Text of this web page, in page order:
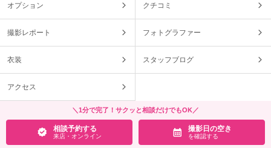
オプション クチコミ
撮影レポート フォトグラファー
衣装 スタッフブログ
アクセス
＼1分で完了！サクッと相談だけでもOK／
相談予約する
来店・オンライン
撮影日の空き
を確認する